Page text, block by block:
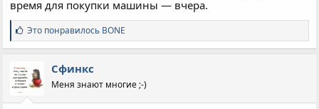
время для покупки машины — вчера.
С
и
м
а
т
и
Это понравилось BONE
Сфинкс
Меня знают многие ;-)